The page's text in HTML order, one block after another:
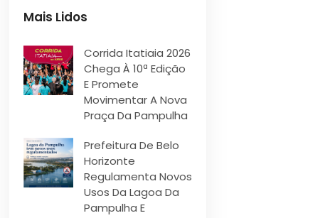
Mais Lidos
Corrida Itatiaia 2026
Chega À 10ª Edição
E Promete
Movimentar A Nova
Praça Da Pampulha
Prefeitura De Belo
Horizonte
Regulamenta Novos
Usos Da Lagoa Da
Pampulha E